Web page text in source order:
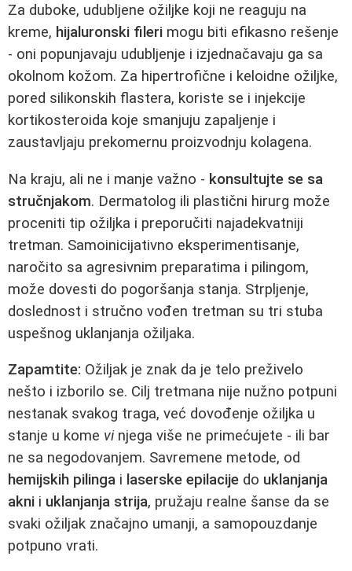
Za duboke, udubljene ožiljke koji ne reaguju na
kreme, hijaluronski fileri mogu biti efikasno rešenje
- oni popunjavaju udubljenje i izjednačavaju ga sa
okolnom kožom. Za hipertrofične i keloidne ožiljke,
pored silikonskih flastera, koriste se i injekcije
kortikosteroida koje smanjuju zapaljenje i
zaustavljaju prekomernu proizvodnju kolagena.
Na kraju, ali ne i manje važno - konsultujte se sa
stručnjakom. Dermatolog ili plastični hirurg može
proceniti tip ožiljka i preporučiti najadekvatniji
tretman. Samoinicijativno eksperimentisanje,
naročito sa agresivnim preparatima i pilingom,
može dovesti do pogoršanja stanja. Strpljenje,
doslednost i stručno vođen tretman su tri stuba
uspešnog uklanjanja ožiljaka.
Zapamtite: Ožiljak je znak da je telo preživelo
nešto i izborilo se. Cilj tretmana nije nužno potpuni
nestanak svakog traga, već dovođenje ožiljka u
stanje u kome vinjega više ne primećujete - ili bar
ne sa negodovanjem. Savremene metode, od
hemijskih pilinga i laserske epilacije do uklanjanja
akni i uklanjanja strija, pružaju realne šanse da se
svaki ožiljak značajno umanji, a samopouzdanje
potpuno vrati.